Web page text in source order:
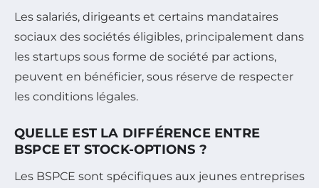
Les salariés, dirigeants et certains mandataires
sociaux des sociétés éligibles, principalement dans
les startups sous forme de société par actions,
peuvent en bénéficier, sous réserve de respecter
les conditions légales.
QUELLE EST LA DIFFÉRENCE ENTRE
BSPCE ET STOCK-OPTIONS ?
Les BSPCE sont spécifiques aux jeunes entreprises